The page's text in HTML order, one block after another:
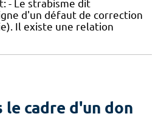
- Le strabisme dit
d'un défaut de correction
Il existe une relation
cadre d'un don